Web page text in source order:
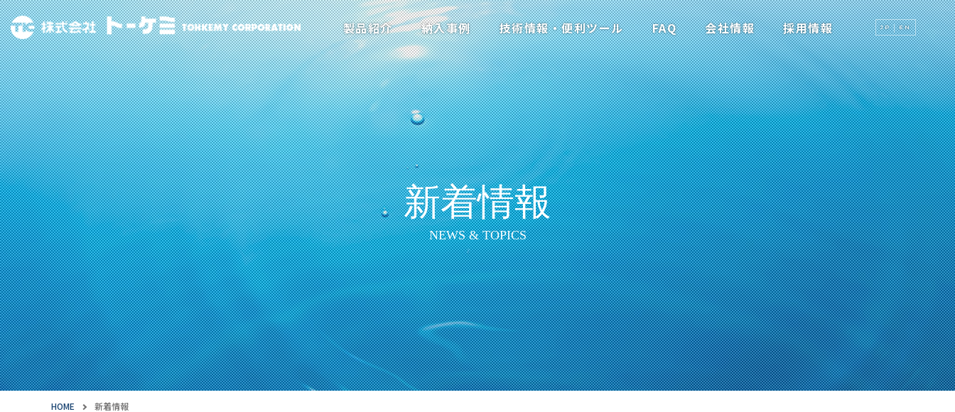
製品紹介 納入事例 技術情報・便利ツール FAQ 会社情報 採用情報 JP EN
新着情報
NEWS & TOPICS
HOME 新着情報